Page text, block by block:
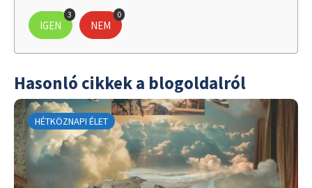
IGEN
3
NEM
0
Hasonló cikkek a blogoldalról
HÉTKÖZNAPI ÉLET